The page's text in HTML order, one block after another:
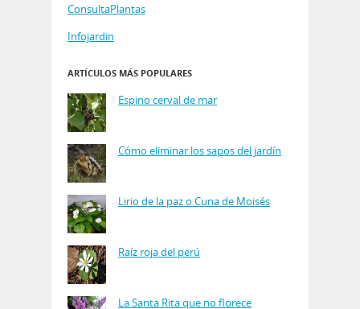
ConsultaPlantas
Infojardin
ARTÍCULOS MÁS POPULARES
Espino cerval de mar
Cómo eliminar los sapos del jardín
Lirio de la paz o Cuna de Moisés
Raíz roja del perú
La Santa Rita que no florece